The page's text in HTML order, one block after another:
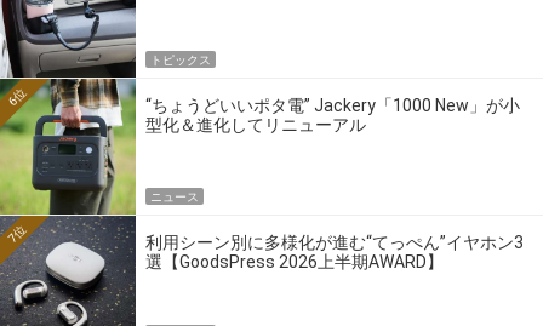
トピックス
“ちょうどいいポタ電” Jackery「1000 New」が小
型化＆進化してリニューアル
6位
ニュース
利用シーン別に多様化が進む“てっぺん”イヤホン3
選【GoodsPress 2026上半期AWARD】
7位